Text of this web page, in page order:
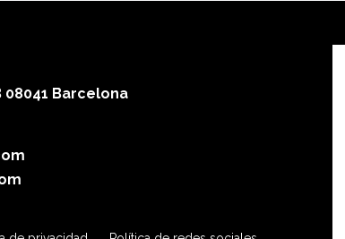
Barcelona